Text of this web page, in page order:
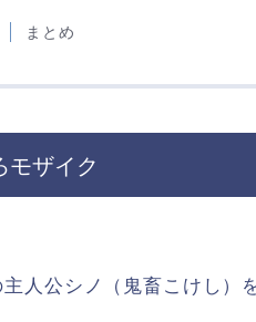
まとめ
モザイク
人公シノ（鬼畜こけし）